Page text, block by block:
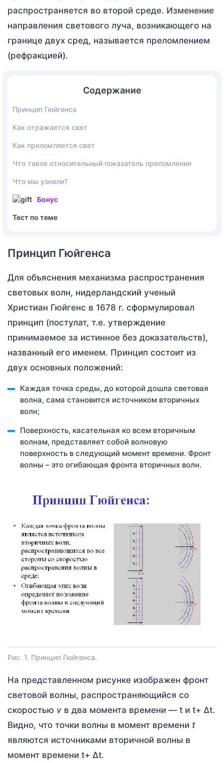
распространяется во второй среде. Изменение
направления светового луча, возникающего на
границе двух сред, называется преломлением
(рефракцией).
Содержание
Принцип Гюйгенса
Как отражается свет
Как преломляется свет
Что такое относительный показатель преломления
Что мы узнали?
Бонус
Тест по теме
Принцип Гюйгенса
Для объяснения механизма распространения
световых волн, нидерландский ученый
Христиан Гюйгенс в 1678 г. сформулировал
принцип (постулат, т.е. утверждение
принимаемое за истинное без доказательств),
названный его именем. Принцип состоит из
двух основных положений:
Каждая точка среды, до которой дошла световая
волна, сама становится источником вторичных
волн;
Поверхность, касательная ко всем вторичным
волнам, представляет собой волновую
поверхность в следующий момент времени. Фронт
волны – это огибающая фронта вторичных волн.
Рис. 1. Принцип Гюйгенса.
На представленном рисунке изображен фронт
световой волны, распространяющийся со
скоростью v в два момента времени — t и t+ Δt.
Видно, что точки волны в момент времени t
являются источниками вторичной волны в
момент времени t+ Δt.